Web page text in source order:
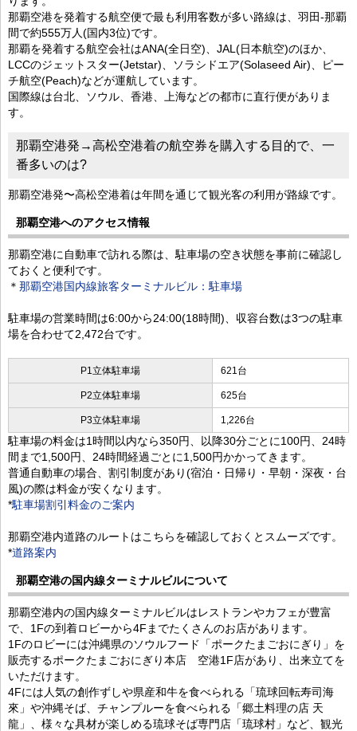
那覇空港を発着する航空便で最も利用客数が多い路線は、羽田-那覇
間で約555万人(国内3位)です。
那覇を発着する航空会社はANA(全日空)、JAL(日本航空)のほか、
LCCのジェットスター(Jetstar)、ソラシドエア(Solaseed Air)、ピー
チ航空(Peach)などが運航しています。
国際線は台北、ソウル、香港、上海などの都市に直行便がありま
す。
那覇空港発→高松空港着の航空券を購入する目的で、一
番多いのは?
那覇空港発〜高松空港着は年間を通じて観光客の利用が路線です。
那覇空港へのアクセス情報
那覇空港に自動車で訪れる際は、駐車場の空き状態を事前に確認し
ておくと便利です。
＊ 那覇空港国内線旅客ターミナルビル：駐車場
駐車場の営業時間は6:00から24:00(18時間)、収容台数は3つの駐車
場を合わせて2,472台です。
P1立体駐車場 621台
P2立体駐車場 625台
P3立体駐車場 1,226台
駐車場の料金は1時間以内なら350円、以降30分ごとに100円、24時
間まで1,500円、24時間経過ごとに1,500円かかってきます。
普通自動車の場合、割引制度があり(宿泊・日帰り・早朝・深夜・台
風)の際は料金が安くなります。
*駐車場割引料金のご案内
那覇空港内道路のルートはこちらを確認しておくとスムーズです。
*道路案内
那覇空港の国内線ターミナルビルについて
那覇空港内の国内線ターミナルビルはレストランやカフェが豊富
で、1Fの到着ロビーから4Fまでたくさんのお店があります。
1Fのロビーには沖縄県のソウルフード「ポークたまごおにぎり」を
販売するポークたまごおにぎり本店 空港1F店があり、出来立てを
いただけます。
4Fには人気の創作ずしや県産和牛を食べられる「琉球回転寿司海
來」や沖縄そば、チャンプルーを食べられる「郷土料理の店 天
龍」、様々な具材が楽しめる琉球そば専門店「琉球村」など、観光